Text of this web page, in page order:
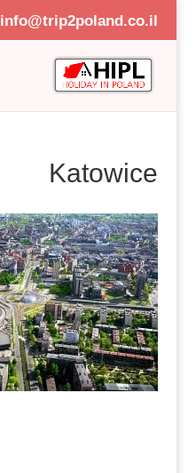
info@trip2poland.co.il
Katowice